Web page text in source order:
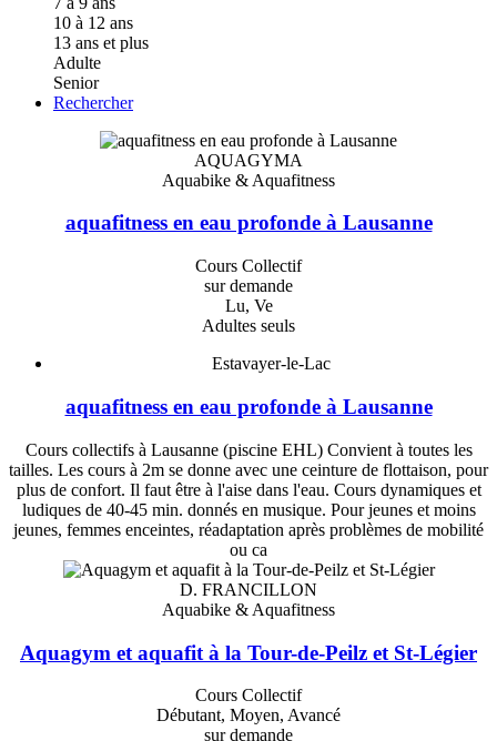
10 à 12 ans
13 ans et plus
Adulte
Senior
Rechercher
AQUAGYMA
Aquabike & Aquafitness
aquafitness en eau profonde à Lausanne
Cours Collectif
sur demande
Lu, Ve
Adultes seuls
Estavayer-le-Lac
aquafitness en eau profonde à Lausanne
Cours collectifs à Lausanne (piscine EHL) Convient à toutes les
tailles. Les cours à 2m se donne avec une ceinture de flottaison, pour
plus de confort. Il faut être à l'aise dans l'eau. Cours dynamiques et
ludiques de 40-45 min. donnés en musique. Pour jeunes et moins
jeunes, femmes enceintes, réadaptation après problèmes de mobilité
ou ca
D. FRANCILLON
Aquabike & Aquafitness
Aquagym et aquafit à la Tour-de-Peilz et St-Légier
Cours Collectif
Débutant, Moyen, Avancé
sur demande